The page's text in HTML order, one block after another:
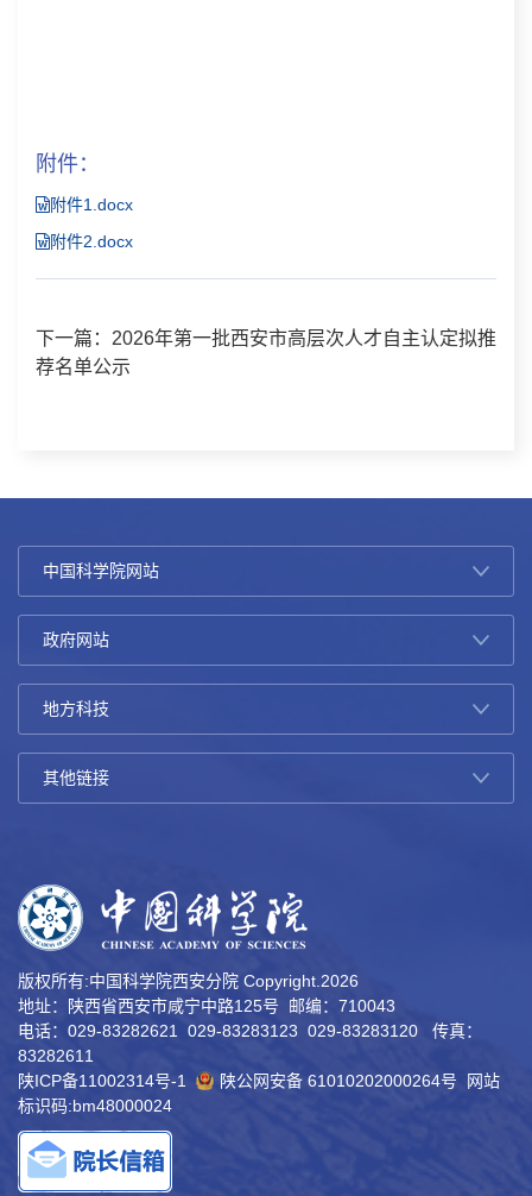
附件：
附件1.docx
附件2.docx
下一篇：2026年第一批西安市高层次人才自主认定拟推
荐名单公示
版权所有:中国科学院西安分院 Copyright. 2026
地址：陕西省西安市咸宁中路125号 邮编：710043
电话：029-83282621 029-83283123 029-83283120 传真：
83282611
陕ICP备11002314号-1
陕公网安备 61010202000264号 网站
标识码:bm48000024